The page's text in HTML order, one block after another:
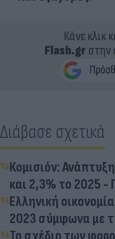
Κάνε κλικ
Flash.grστην
Διάβασε σχετικά
Κομισιόν:
και 2,3% το 2025 -
Ελληνική
2023 σύμφωνα με
Το σχέδιο των